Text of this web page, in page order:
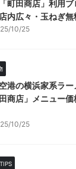
町田商店」利用ブ
内広々・玉ねぎ無
10/25
港の横浜家系ラー
田商店」メニュー
10/25